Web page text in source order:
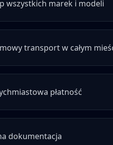
wszystkich marek i modeli
transport w całym
płatność
dokumentacja